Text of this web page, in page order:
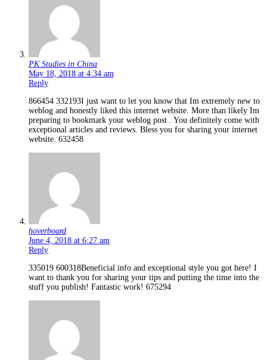
PK Studies in China
May 18, 2018 at 4:34 am
Reply
866454 332193I just want to let you know that Im extremely new to
weblog and honestly liked this internet website. More than likely Im
preparing to bookmark your weblog post . You definitely come with
exceptional articles and reviews. Bless you for sharing your internet
website. 632458
hoverboard
June 4, 2018 at 6:27 am
Reply
335019 600318Beneficial info and exceptional style you got here! I
want to thank you for sharing your tips and putting the time into the
stuff you publish! Fantastic work! 675294